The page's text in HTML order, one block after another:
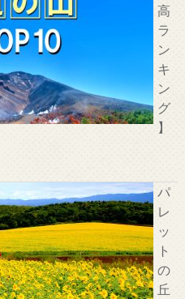
高
ラ
ン
キ
ン
グ
】
パ
レ
ッ
ト
の
丘